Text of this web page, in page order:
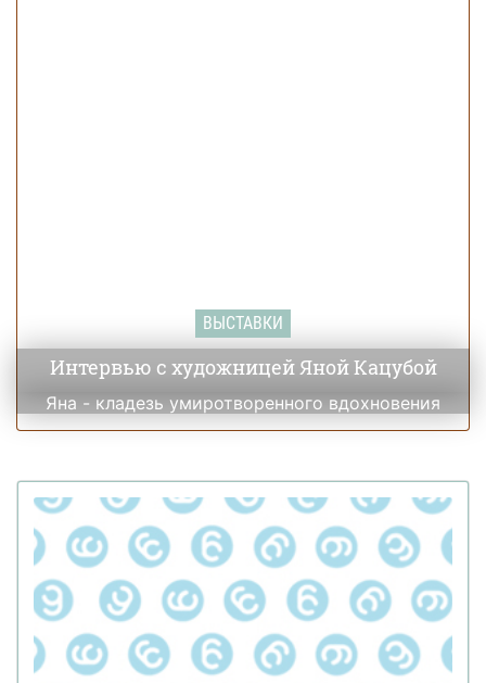
ВЫСТАВКИ
Интервью с художницей Яной Кацубой
Яна - кладезь умиротворенного вдохновения